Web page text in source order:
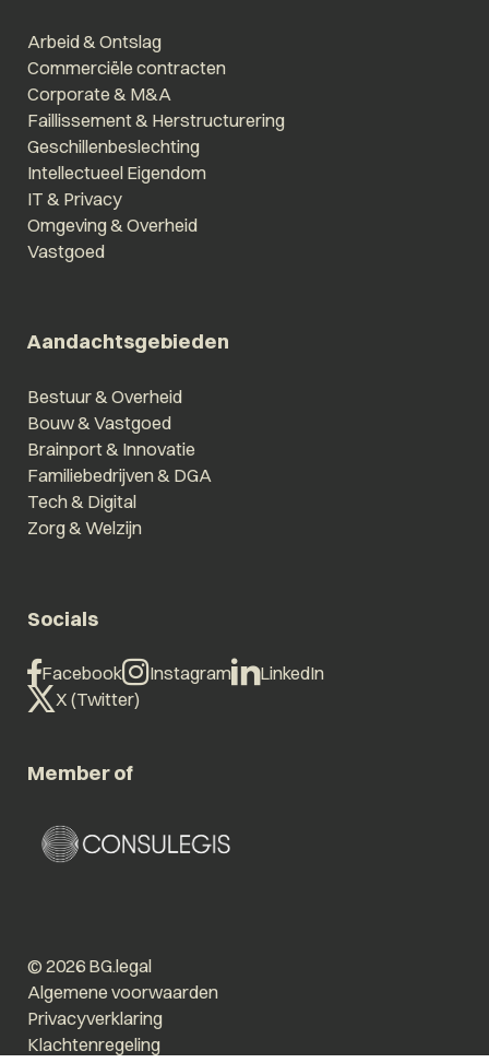
Arbeid & Ontslag
Commerciële contracten
Corporate & M&A
Faillissement & Herstructurering
Geschillenbeslechting
Intellectueel Eigendom
IT & Privacy
Omgeving & Overheid
Vastgoed
Aandachtsgebieden
Bestuur & Overheid
Bouw & Vastgoed
Brainport & Innovatie
Familiebedrijven & DGA
Tech & Digital
Zorg & Welzijn
Socials
Facebook Instagram
LinkedIn
X (Twitter)
Member of
© 2026 BG.legal
Algemene voorwaarden
Privacyverklaring
Klachtenregeling